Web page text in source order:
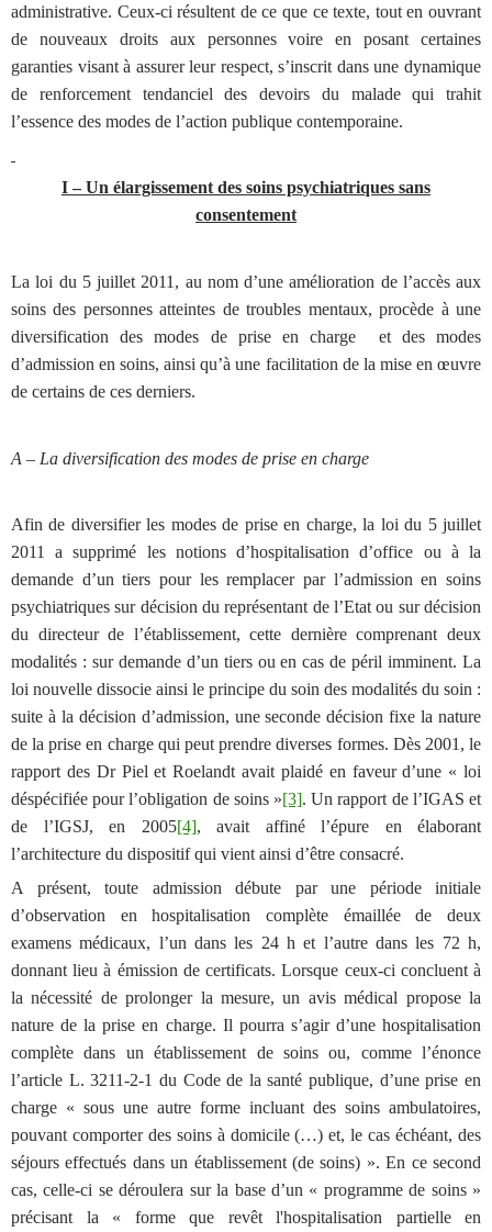
administrative. Ceux-ci résultent de ce que ce texte, tout en ouvrant
de nouveaux droits aux personnes voire en posant certaines
garanties visant à assurer leur respect, s’inscrit dans une dynamique
de renforcement tendanciel des devoirs du malade qui trahit
l’essence des modes de l’action publique contemporaine.
I – Un élargissement des soins psychiatriques sans
consentement
La loi du 5 juillet 2011, au nom d’une amélioration de l’accès aux
soins des personnes atteintes de troubles mentaux, procède à une
diversification des modes de prise en charge
et des modes
d’admission en soins, ainsi qu’à une facilitation de la mise en œuvre
de certains de ces derniers.
A – La diversification des modes de prise en charge
Afin de diversifier les modes de prise en charge, la loi du 5 juillet
2011 a supprimé les notions d’hospitalisation d’office ou à la
demande d’un tiers pour les remplacer par l’admission en soins
psychiatriques sur décision du représentant de l’Etat ou sur décision
du directeur de l’établissement, cette dernière comprenant deux
modalités : sur demande d’un tiers ou en cas de péril imminent. La
loi nouvelle dissocie ainsi le principe du soin des modalités du soin :
suite à la décision d’admission, une seconde décision fixe la nature
de la prise en charge qui peut prendre diverses formes. Dès 2001, le
rapport des Dr Piel et Roelandt avait plaidé en faveur d’une « loi
déspécifiée pour l’obligation de soins »[3]. Un rapport de l’IGAS et
de l’IGSJ, en 2005[4], avait affiné l’épure en élaborant
l’architecture du dispositif qui vient ainsi d’être consacré.
A présent, toute admission débute par une période initiale
d’observation en hospitalisation complète émaillée de deux
examens médicaux, l’un dans les 24 h et l’autre dans les 72 h,
donnant lieu à émission de certificats. Lorsque ceux-ci concluent à
la nécessité de prolonger la mesure, un avis médical propose la
nature de la prise en charge. Il pourra s’agir d’une hospitalisation
complète dans un établissement de soins ou, comme l’énonce
l’article L. 3211-2-1 du Code de la santé publique, d’une prise en
charge « sous une autre forme incluant des soins ambulatoires,
pouvant comporter des soins à domicile (…) et, le cas échéant, des
séjours effectués dans un établissement (de soins) ». En ce second
cas, celle-ci se déroulera sur la base d’un « programme de soins »
précisant la « forme que revêt l'hospitalisation partielle en